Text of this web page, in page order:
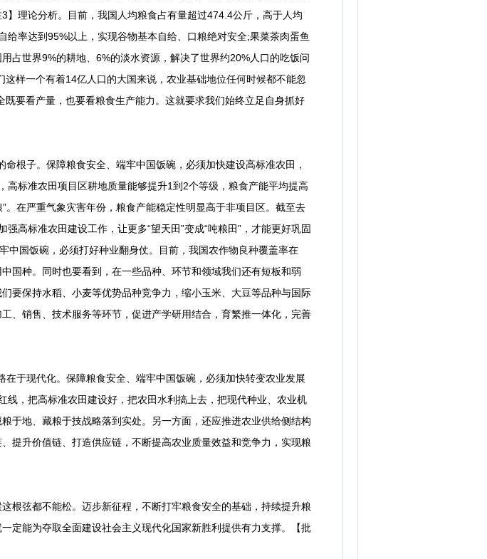
理论分析。目前，我国人均粮食占有量超过474.4公斤，高于人均
率达到95%以上，实现谷物基本自给、口粮绝对安全;果菜茶肉蛋鱼
占世界9%的耕地、6%的淡水资源，解决了世界约20%人口的吃饭问
样一个有着14亿人口的大国来说，农业基础地位任何时候都不能忽
要看产量，也要看粮食生产能力。这就要求我们始终立足自身抓好
子。保障粮食安全、端牢中国饭碗，必须加快建设高标准农田，
标准农田项目区耕地质量能够提升1到2个等级，粮食产能平均提高
在严重气象灾害年份，粮食产能稳定性明显高于非项目区。截至去
高标准农田建设工作，让更多“望天田”变成“吨粮田”，才能更好巩固
中国饭碗，必须打好种业翻身仗。目前，我国农作物良种覆盖率在
国种。同时也要看到，在一些品种、环节和领域我们还有短板和弱
要保持水稻、小麦等优势品种竞争力，缩小玉米、大豆等品种与国际
、销售、技术服务等环节，促进产学研用结合，育繁推一体化，完善
现代化。保障粮食安全、端牢中国饭碗，必须加快转变农业发展
，把高标准农田建设好，把农田水利搞上去，把现代种业、农业机
于地、藏粮于技战略落到实处。另一方面，还应推进农业供给侧结构
提升价值链、打造供应链，不断提高农业质量效益和竞争力，实现粮
弦都不能松。迈步新征程，不断打牢粮食安全的基础，持续提升粮
定能为夺取全面建设社会主义现代化国家新胜利提供有力支撑。【批